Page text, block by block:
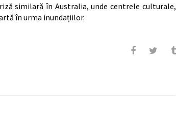
similară în Australia, unde centrele culturale,
în urma inundațiilor.